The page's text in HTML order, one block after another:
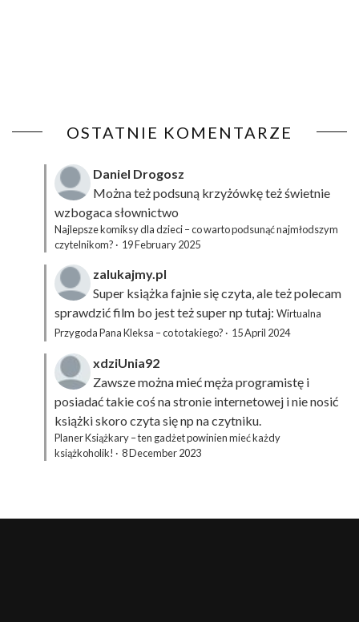
OSTATNIE KOMENTARZE
Daniel Drogosz
Można też podsuną krzyżówkęteż świetnie
wzbogaca słownictwo
Najlepsze komiksy dla dzieci – co warto podsunąć najmłodszym
czytelnikom? · 19 February 2025
zalukajmy.pl
Super książka fajnie się czyta, ale też polecam
sprawdzić film bo jest też super np tutaj: Wirtualna
Przygoda Pana Kleksa – co to takiego? · 15 April 2024
xdziUnia92
Zawsze można mieć męża programistę i
posiadać takie coś na stronie internetowej i nie nosić
książki skoro czyta się np na czytniku.
Planer Książkary – ten gadżet powinien mieć każdy
książkoholik! · 8 December 2023